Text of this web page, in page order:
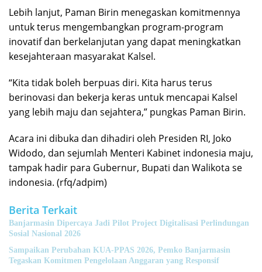
Lebih lanjut, Paman Birin menegaskan komitmennya
untuk terus mengembangkan program-program
inovatif dan berkelanjutan yang dapat meningkatkan
kesejahteraan masyarakat Kalsel.
“Kita tidak boleh berpuas diri. Kita harus terus
berinovasi dan bekerja keras untuk mencapai Kalsel
yang lebih maju dan sejahtera,” pungkas Paman Birin.
Acara ini dibuka dan dihadiri oleh Presiden RI, Joko
Widodo, dan sejumlah Menteri Kabinet indonesia maju,
tampak hadir para Gubernur, Bupati dan Walikota se
indonesia. (rfq/adpim)
Berita Terkait
Banjarmasin Dipercaya Jadi Pilot Project Digitalisasi Perlindungan
Sosial Nasional 2026
Sampaikan Perubahan KUA-PPAS 2026, Pemko Banjarmasin
Tegaskan Komitmen Pengelolaan Anggaran yang Responsif